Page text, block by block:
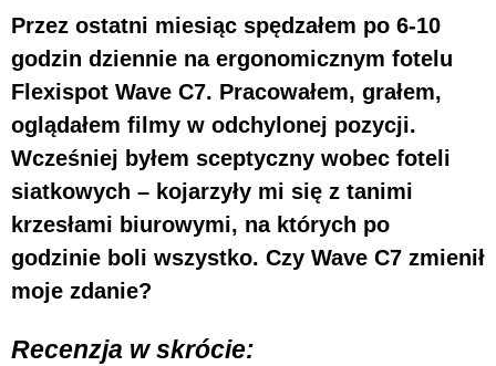
Przez ostatni miesiąc spędzałem po 6-10
godzin dziennie na ergonomicznym fotelu
Flexispot Wave C7. Pracowałem, grałem,
oglądałem filmy w odchylonej pozycji.
Wcześniej byłem sceptyczny wobec foteli
siatkowych – kojarzyły mi się z tanimi
krzesłami biurowymi, na których po
godzinie boli wszystko. Czy Wave C7 zmienił
moje zdanie?
Recenzja w skrócie: